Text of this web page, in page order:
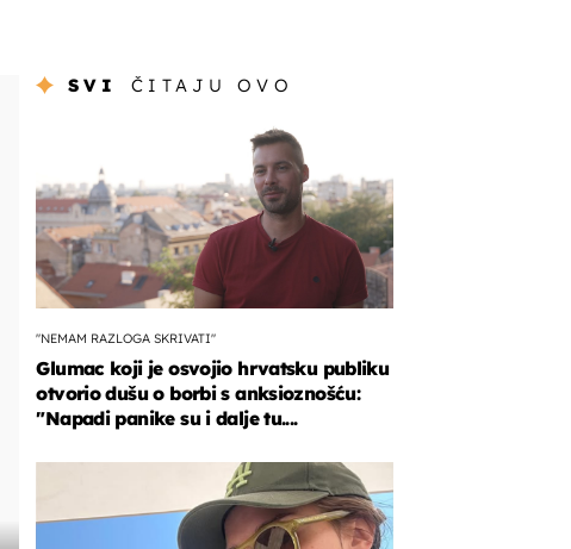
SVI ČITAJU OVO
"NEMAM RAZLOGA SKRIVATI"
Glumac koji je osvojio hrvatsku publiku
otvorio dušu o borbi s anksioznošću:
"Napadi panike su i dalje tu....